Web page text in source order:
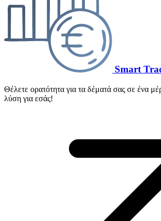
Smart
Θέλετε ορατότητα για τα δέματά σας σε ένα
λύση για εσάς!